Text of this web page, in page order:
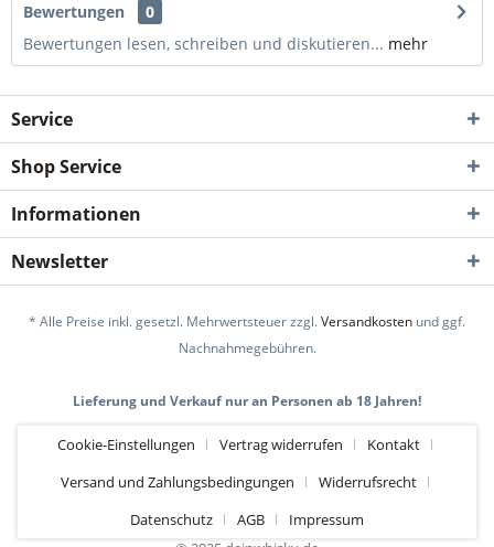
Bewertungen
0
Bewertungen lesen, schreiben und diskutieren... mehr
Service
Shop Service
Informationen
Newsletter
* Alle Preise inkl. gesetzl. Mehrwertsteuer zzgl.Versandkosten und ggf.
Nachnahmegebühren.
Lieferung und Verkauf nur an Personen ab 18 Jahren!
Cookie-Einstellungen Vertrag widerrufen
Kontakt
Versand und Zahlungsbedingungen
Widerrufsrecht
Datenschutz
AGB
Impressum